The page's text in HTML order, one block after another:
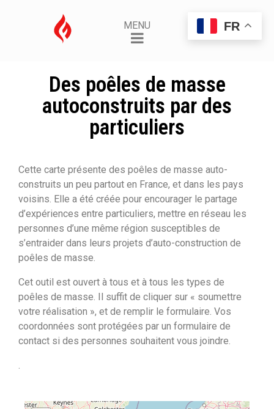
MENU
Des poêles de masse
autoconstruits par des
particuliers
Cette carte présente des poêles de masse auto-
construits un peu partout en France, et dans les pays
voisins. Elle a été créée pour encourager le partage
d’expériences entre particuliers, mettre en réseau les
personnes d’une même région susceptibles de
s’entraider dans leurs projets d’auto-construction de
poêles de masse.
Cet outil est ouvert à tous et à tous les types de
poêles de masse. Il suffit de cliquer sur « soumettre
votre réalisation », et de remplir le formulaire. Vos
coordonnées sont protégées par un formulaire de
contact si des personnes souhaitent vous joindre.
.
FR